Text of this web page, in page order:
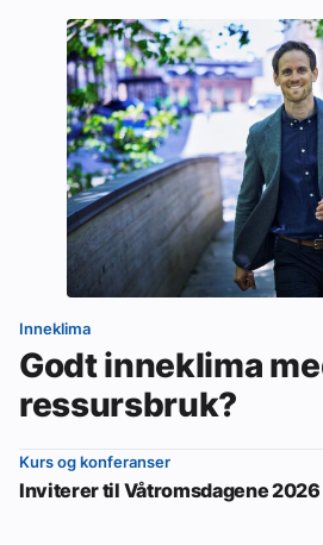
Inneklima
Godt inneklima
ressursbruk?
Kurs og konferanser
Inviterer til Våtromsdagene 2026